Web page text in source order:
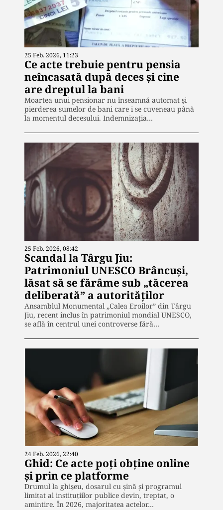
25 Feb. 2026, 11:23
Ce acte trebuie pentru pensia
neîncasată după deces și cine
are dreptul la bani
Moartea unui pensionar nu înseamnă automat și
pierderea sumelor de bani care i se cuveneau până
la momentul decesului. Indemnizația…
25 Feb. 2026, 08:42
Scandal la Târgu Jiu:
Patrimoniul UNESCO Brâncuși,
lăsat să se fărâme sub „tăcerea
deliberată” a autorităților
Ansamblul Monumental „Calea Eroilor” din Târgu
Jiu, recent inclus în patrimoniul mondial UNESCO,
se află în centrul unei controverse fără…
24 Feb. 2026, 22:40
Ghid: Ce acte poți obține online
și prin ce platforme
Drumul la ghișeu, dosarul cu șină și programul
limitat al instituțiilor publice devin, treptat, o
amintire. În 2026, majoritatea actelor…